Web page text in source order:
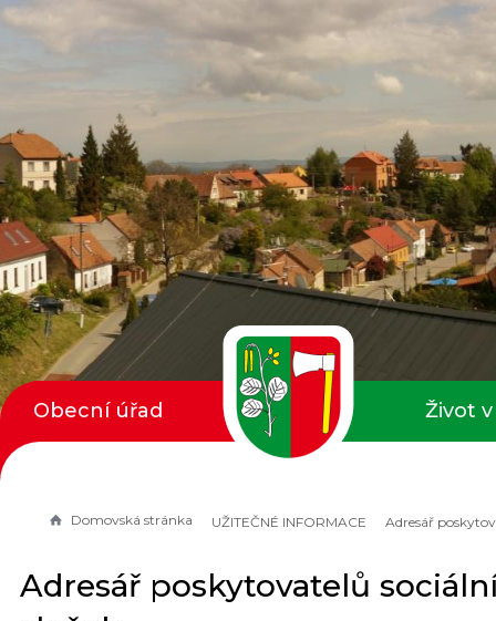
Domovská stránka UŽITEČNÉ INFORMACE
Adresář poskytovatelů
Obecní úřad Život